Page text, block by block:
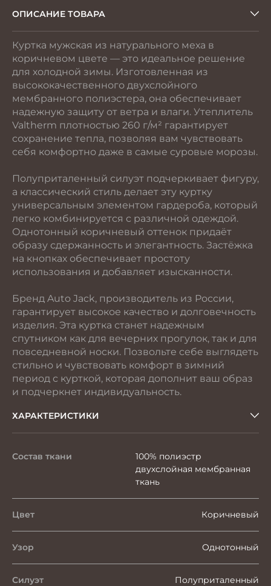
ОПИСАНИЕ ТОВАРА
Куртка мужская из натурального меха в
коричневом цвете — это идеальное решение
для холодной зимы. Изготовленная из
высококачественного двухслойного
мембранного полиэстера, она обеспечивает
надежную защиту от ветра и влаги. Утеплитель
Valtherm плотностью 260 г/м² гарантирует
сохранение тепла, позволяя вам чувствовать
себя комфортно даже в самые суровые морозы.
Полуприталенный силуэт подчеркивает фигуру,
а классический стиль делает эту куртку
универсальным элементом гардероба, который
легко комбинируется с различной одеждой.
Однотонный коричневый оттенок придаёт
образу сдержанность и элегантность. Застёжка
на кнопках обеспечивает простоту
использования и добавляет изысканности.
Бренд Auto Jack, производитель из России,
гарантирует высокое качество и долговечность
изделия. Эта куртка станет надежным
спутником как для вечерних прогулок, так и для
повседневной носки. Позвольте себе выглядеть
стильно и чувствовать комфорт в зимний
период с курткой, которая дополнит ваш образ
и подчеркнет индивидуальность.
ХАРАКТЕРИСТИКИ
Состав ткани
100% полиэстр
двухслойная мембранная
ткань
Цвет Коричневый
Узор Однотонный
Силуэт Полуприталенный